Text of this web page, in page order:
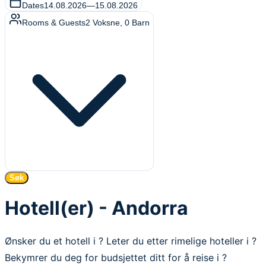
Dates14.08.2026—15.08.2026
Rooms & Guests2 Voksne 0 Barn
Søk
Hotell(er) - Andorra
Ønsker du et hotell i ? Leter du etter rimelige hoteller i ?
Bekymrer du deg for budsjettet ditt for å reise i ?